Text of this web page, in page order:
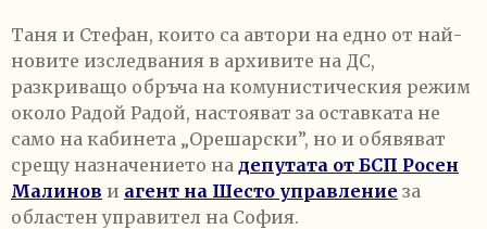
Таня и Стефан, които са автори на едно от най-
новите изследвания в архивите на ДС,
разкриващо обръча на комунистическия режим
около Радой Радой, настояват за оставката не
само на кабинета „Орешарски”, но и обявяват
срещу назначението на депутата от БСП Росен
Малинов и агент на Шесто управление за
областен управител на София.